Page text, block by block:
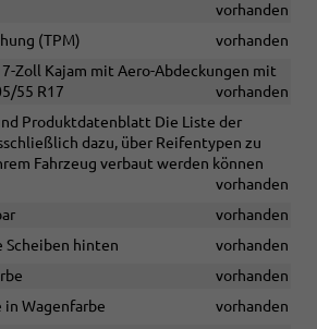
vorhanden
(TPM)
vorhanden
Zoll Kajam mit Aero-Abdeckungen mit
55 R17
vorhanden
Produktdatenblatt Die Liste der
dazu, über Reifentypen zu
Fahrzeug verbaut werden können
vorhanden
vorhanden
Scheiben hinten
vorhanden
vorhanden
Wagenfarbe
vorhanden